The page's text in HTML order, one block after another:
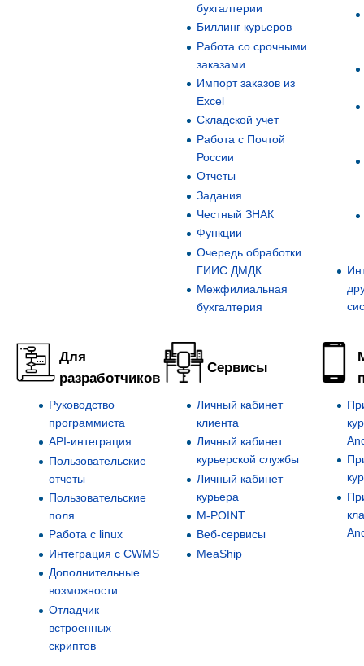
бухгалтерии
Биллинг курьеров
Работа со срочными
заказами
Импорт заказов из
Excel
Складской учет
Работа с Почтой
России
Отчеты
Задания
Честный ЗНАК
Функции
Очередь обработки
ГИИС ДМДК
Межфилиальная
бухгалтерия
Для
разработчиков
Сервисы
Руководство
программиста
API-интеграция
Пользовательские
отчеты
Пользовательские
поля
Работа c linux
Интеграция с CWMS
Дополнительные
возможности
Отладчик
встроенных
скриптов
Личный кабинет
клиента
Личный кабинет
курьерской службы
Личный кабинет
курьера
M-POINT
Веб-сервисы
MeaShip